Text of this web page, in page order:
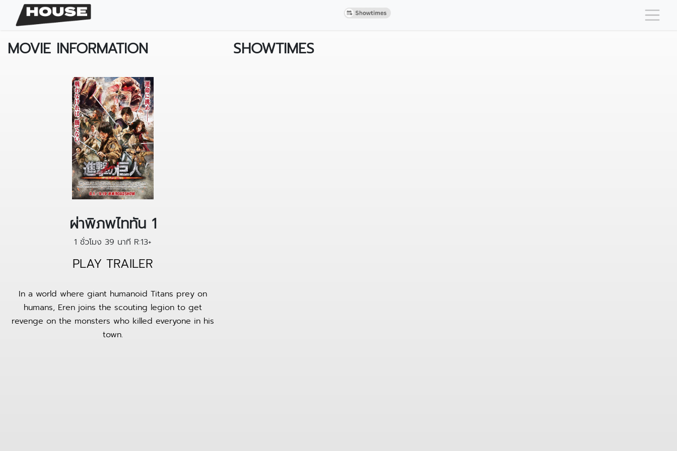
MOVIE INFORMATION
ผ่าพิภพไททัน 1
1 ชั่วโมง 39 นาที R:13+
PLAY TRAILER
In a world where giant humanoid Titans prey on
humans, Eren joins the scouting legion to get
revenge on the monsters who killed everyone in his
town.
SHOWTIMES